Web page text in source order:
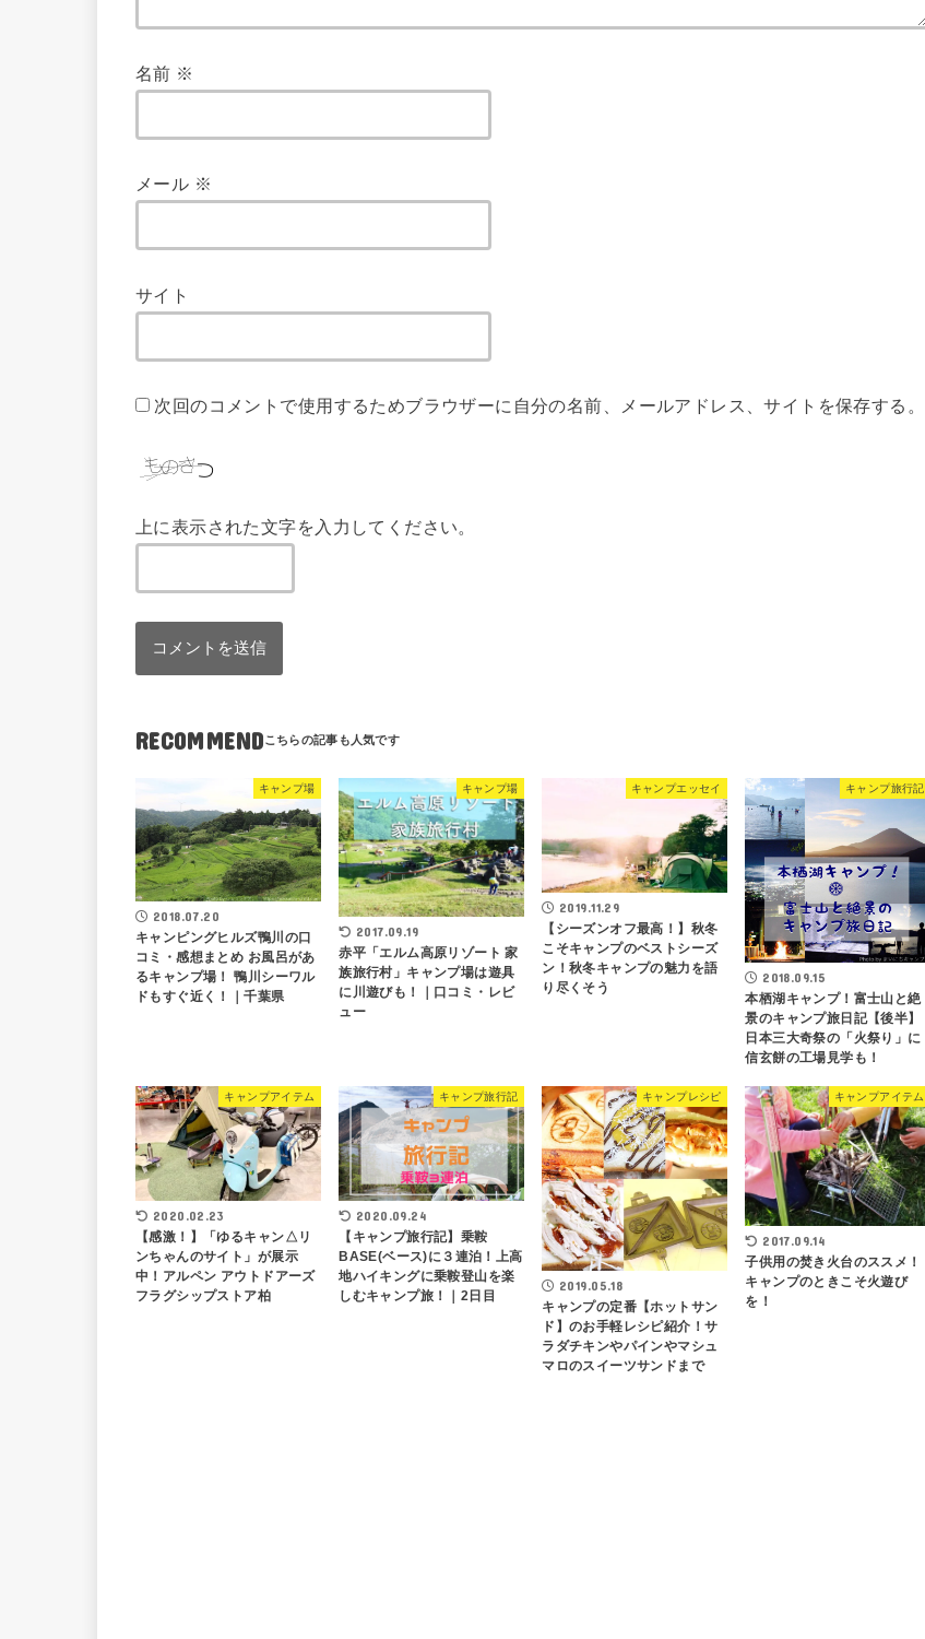
名前 ※
メール ※
サイト
次回のコメントで使用するためブラウザーに自分の名前、メールアドレス、サイトを保存する。
上に表示された文字を入力してください。
RECOMMEND
キャンプ場
2018.07.20
キャンピングヒルズ鴨川の口
コミ・感想まとめ お風呂があ
るキャンプ場！ 鴨川シーワル
ドもすぐ近く！｜千葉県
キャンプ場
2017.09.19
赤平「エルム高原リゾート 家
族旅行村」キャンプ場は遊具
に川遊びも！｜口コミ・レビ
ュー
キャンプエッセイ
2019.11.29
【シーズンオフ最高！】秋冬
こそキャンプのベストシーズ
ン！秋冬キャンプの魅力を語
り尽くそう
キャンプ旅行記
2018.09.15
本栖湖キャンプ！富士山と絶
景のキャンプ旅日記【後半】
日本三大奇祭の「火祭り」に
信玄餅の工場見学も！
キャンプアイテム
2020.02.23
【感激！】「ゆるキャン△リ
ンちゃんのサイト」が展示
中！アルペン アウトドアーズ
フラグシップストア柏
キャンプ旅行記
2020.09.24
【キャンプ旅行記】乗鞍
BASE(ベース)に３連泊！上高
地ハイキングに乗鞍登山を楽
しむキャンプ旅！｜2日目
キャンプレシピ
2019.05.18
キャンプの定番【ホットサン
ド】のお手軽レシピ紹介！サ
ラダチキンやパインやマシュ
マロのスイーツサンドまで
キャンプアイテム
2017.09.14
子供用の焚き火台のススメ！
キャンプのときこそ火遊び
を！